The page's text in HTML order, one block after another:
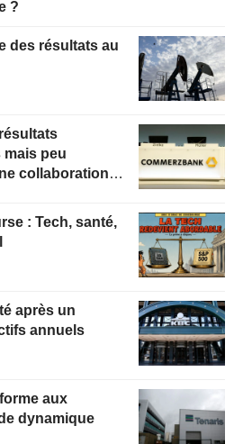
?
des résultats au
peu
collaboration
: Tech, santé,
après un
annuels
dynamique